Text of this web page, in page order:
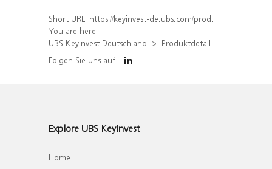
Short URL: https://keyinvest-de.ubs.com/produkt/detail/index/isin/DE000UK4TSG2
You are here:
UBS KeyInvest Deutschland
Produktdetail
Folgen Sie uns auf
Explore UBS KeyInvest
Home